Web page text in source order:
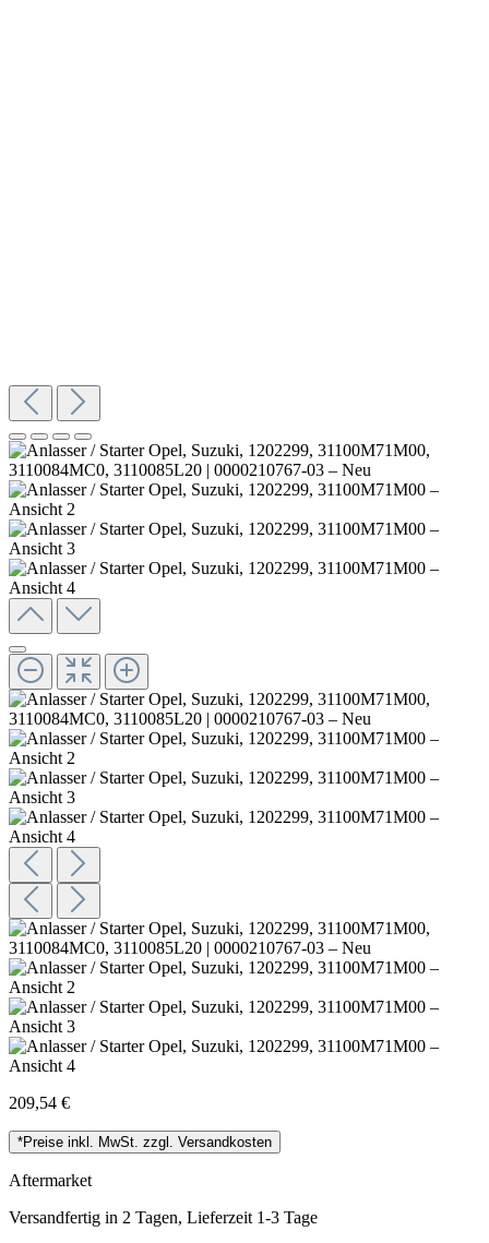
209,54 €
*Preise inkl. MwSt. zzgl. Versandkosten
Aftermarket
Versandfertig in 2 Tagen, Lieferzeit 1-3 Tage